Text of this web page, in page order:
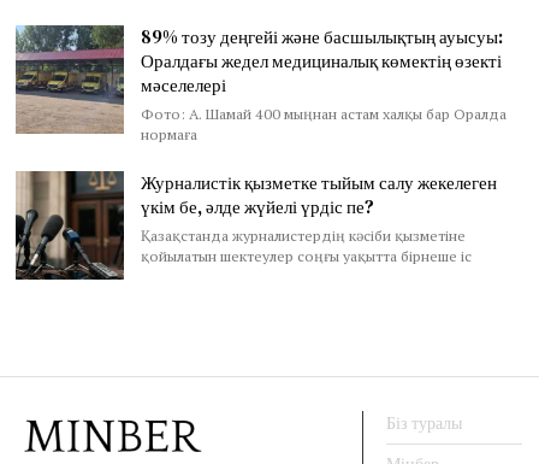
89% тозу деңгейі және басшылықтың ауысуы:
Оралдағы жедел медициналық көмектің өзекті
мәселелері
Фото: А. Шамай 400 мыңнан астам халқы бар Оралда
нормаға
Журналистік қызметке тыйым салу жекелеген
үкім бе, әлде жүйелі үрдіс пе?
Қазақстанда журналистердің кәсіби қызметіне
қойылатын шектеулер соңғы уақытта бірнеше іс
Біз туралы